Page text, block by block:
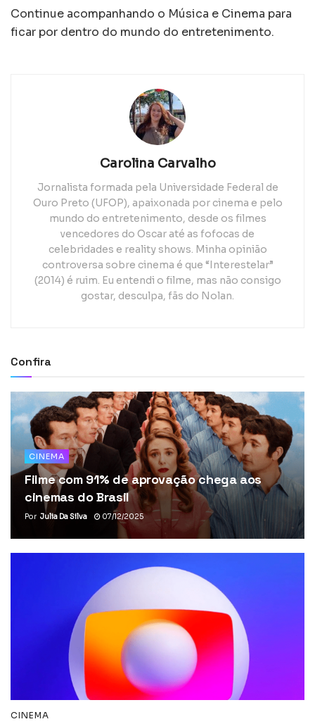
Continue acompanhando o Música e Cinema para
ficar por dentro do mundo do entretenimento.
Carolina Carvalho
Jornalista formada pela Universidade Federal de
Ouro Preto (UFOP), apaixonada por cinema e pelo
mundo do entretenimento, desde os filmes
vencedores do Oscar até as fofocas de
celebridades e reality shows. Minha opinião
controversa sobre cinema é que “Interestelar”
(2014) é ruim. Eu entendi o filme, mas não consigo
gostar, desculpa, fãs do Nolan.
Confira
CINEMA
Filme com 91% de aprovação chega aos
cinemas do Brasil
Por Julia Da Silva 07/12/2025
CINEMA